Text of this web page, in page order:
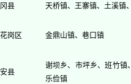
县 天桥镇、王寨镇、土溪镇
岗区 金鼎山镇、巷口镇
县
谢坝乡、市坪乡、班竹镇
乐俭镇